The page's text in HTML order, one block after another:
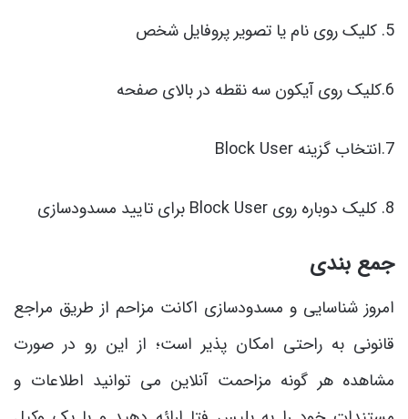
5. کلیک روی نام یا تصویر پروفایل شخص
6.کلیک روی آیکون سه نقطه در بالای صفحه
7.انتخاب گزینه Block User
8. کلیک دوباره روی Block User برای تایید مسدودسازی
جمع بندی
امروز شناسایی و مسدودسازی اکانت مزاحم از طریق مراجع
قانونی به راحتی امکان پذیر است؛ از این رو در صورت
مشاهده هر گونه مزاحمت آنلاین می توانید اطلاعات و